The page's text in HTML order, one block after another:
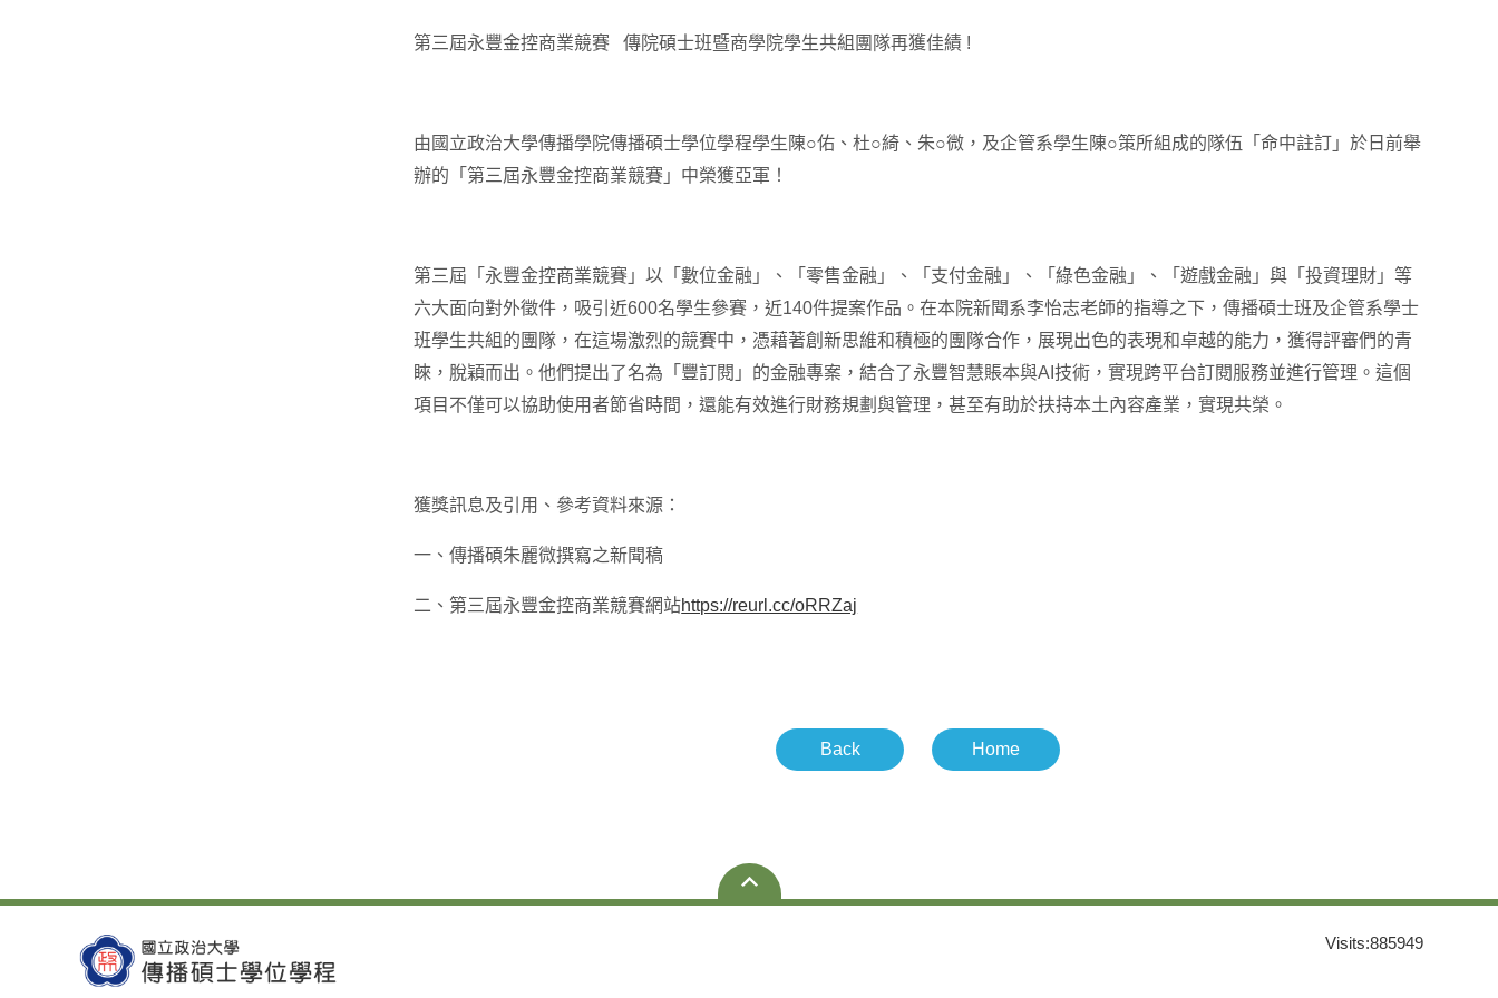
第三屆永豐金控商業競賽 傳院碩士班暨商學院學生共組團隊再獲佳績 !
由國立政治大學傳播學院傳播碩士學位學程學生陳○佑、杜○綺、朱○微，及企管系學生陳○策所組成的隊伍「命中註訂」於日前舉
辦的「第三屆永豐金控商業競賽」中榮獲亞軍！
第三屆「永豐金控商業競賽」以「數位金融」、「零售金融」、「支付金融」、「綠色金融」、「遊戲金融」與「投資理財」等
六大面向對外徵件，吸引近600名學生參賽，近140件提案作品。在本院新聞系李怡志老師的指導之下，傳播碩士班及企管系學士
班學生共組的團隊，在這場激烈的競賽中，憑藉著創新思維和積極的團隊合作，展現出色的表現和卓越的能力，獲得評審們的青
睞，脫穎而出。他們提出了名為「豐訂閱」的金融專案，結合了永豐智慧賬本與AI技術，實現跨平台訂閱服務並進行管理。這個
項目不僅可以協助使用者節省時間，還能有效進行財務規劃與管理，甚至有助於扶持本土內容產業，實現共榮。
獲獎訊息及引用、參考資料來源：
一、傳播碩朱麗微撰寫之新聞稿
二、第三屆永豐金控商業競賽網站https://reurl.cc/oRRZaj
Back Home
Visits:885949